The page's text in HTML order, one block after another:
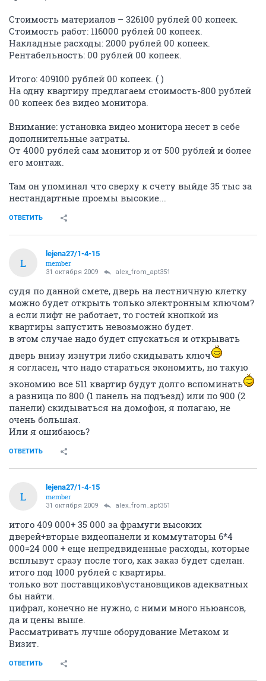
Стоимость материалов – 326100 рублей 00 копеек.
Стоимость работ: 116000 рублей 00 копеек.
Накладные расходы: 2000 рублей 00 копеек.
Рентабельность: 00 рублей 00 копеек.
Итого: 409100 рублей 00 копеек. ( )
На одну квартиру предлагаем стоимость-800 рублей
00 копеек без видео монитора.
Внимание: установка видео монитора несет в себе
дополнительные затраты.
От 4000 рублей сам монитор и от 500 рублей и более
его монтаж.
Там он упоминал что сверху к счету выйде 35 тыс за
нестандартные проемы высокие...
ОТВЕТИТЬ
L
lejena27/1-4-15
member
31 октября 2009 alex_from_apt351
судя по данной смете, дверь на лестничную клетку
можно будет открыть только электронным ключом?
а если лифт не работает, то гостей кнопкой из
квартиры запустить невозможно будет.
в этом случае надо будет спускаться и открывать
дверь внизу изнутри либо скидывать ключ
я согласен, что надо стараться экономить, но такую
экономию все 511 квартир будут долго вспоминать
а разница по 800 (1 панель на подъезд) или по 900 (2
панели) скидываться на домофон, я полагаю, не
очень большая.
Или я ошибаюсь?
ОТВЕТИТЬ
L
lejena27/1-4-15
member
31 октября 2009 alex_from_apt351
итого 409 000+ 35 000 за фрамуги высоких
дверей+вторые видеопанели и коммутаторы 6*4
000=24 000 + еще непредвиденные расходы, которые
всплывут сразу после того, как заказ будет сделан.
итого под 1000 рублей с квартиры.
только вот поставщиков\установщиков адекватных
бы найти.
цифрал, конечно не нужно, с ними много ньюансов,
да и цены выше.
Рассматривать лучше оборудование Метаком и
Визит.
ОТВЕТИТЬ